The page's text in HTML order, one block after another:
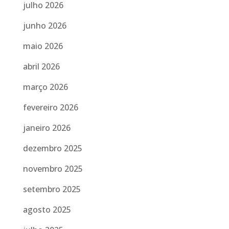
julho 2026
junho 2026
maio 2026
abril 2026
março 2026
fevereiro 2026
janeiro 2026
dezembro 2025
novembro 2025
setembro 2025
agosto 2025